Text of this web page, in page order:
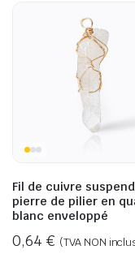
Fil de cuivre
pierre de pilier en
blanc enveloppé
0,64 € (TVA NON